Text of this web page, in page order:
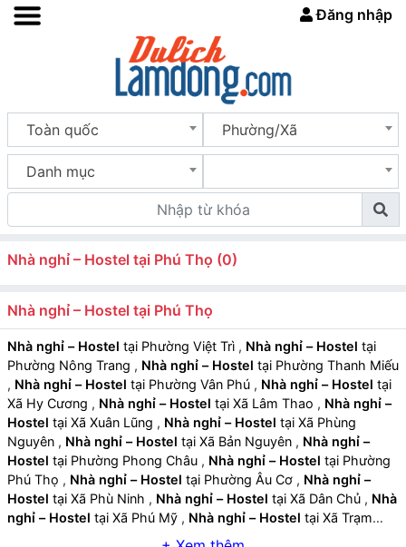
Đăng nhập
Toàn quốc Phường/Xã
Danh mục
Nhà nghỉ – Hostel tại Phú Thọ (0)
Nhà nghỉ – Hostel tại Phú Thọ
Nhà nghỉ – Hostel tại Phường Việt Trì , Nhà nghỉ – Hostel tại
Phường Nông Trang , Nhà nghỉ – Hostel
tại Phường Thanh Miếu
, Nhà nghỉ – Hostel tại Phường Vân Phú , Nhà nghỉ – Hostel tại
Xã Hy Cương , Nhà nghỉ – Hostel tại Xã Lâm Thao , Nhà nghỉ –
Hostel
tại Xã Xuân Lũng , Nhà nghỉ – Hostel tại Xã Phùng
Nguyên , Nhà nghỉ – Hostel tại Xã Bản Nguyên , Nhà nghỉ –
Hostel
tại Phường Phong Châu , Nhà nghỉ – Hostel tại Phường
Phú Thọ , Nhà nghỉ – Hostel tại Phường Âu Cơ , Nhà nghỉ –
Hostel
tại Xã Phù Ninh , Nhà nghỉ – Hostel tại Xã Dân Chủ , Nhà
nghỉ – Hostel
tại Xã Phú Mỹ , Nhà nghỉ – Hostel tại Xã Trạm
tại Xã Bình Phú